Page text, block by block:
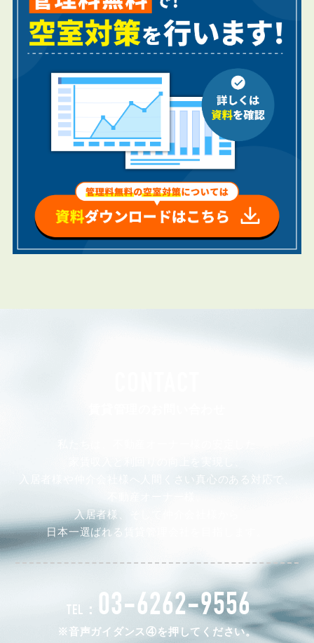
入居者様や仲介会社様へ人間くさい真心のある対応で、
入居者様、そして仲介会社様から
日本一選ばれる賃貸管理会社を目指します。
TEL： 03-6262-9556
※音声ガイダンス④を押してください。